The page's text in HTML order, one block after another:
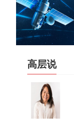
高层说